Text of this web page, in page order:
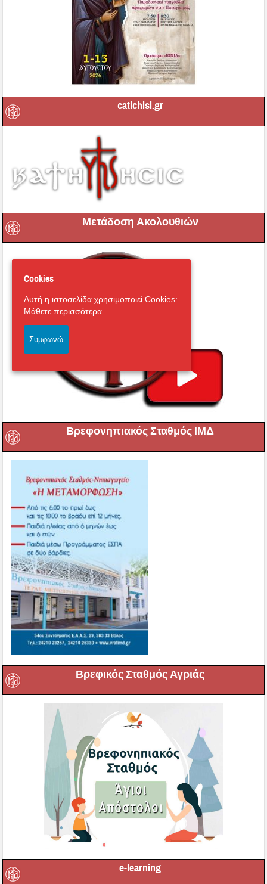
catichisi.gr
Μετάδοση Ακολουθιών
Βρεφονηπιακός Σταθμός ΙΜΔ
Βρεφικός Σταθμός Αγριάς
e-learning
Cookies
Αυτή η ιστοσελίδα χρησιμοποιεί Cookies:
Μάθετε περισσότερα
Συμφωνώ